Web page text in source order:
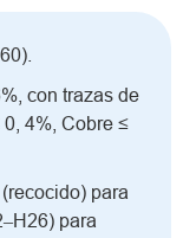
con trazas de
4%, Cobre ≤
para
para